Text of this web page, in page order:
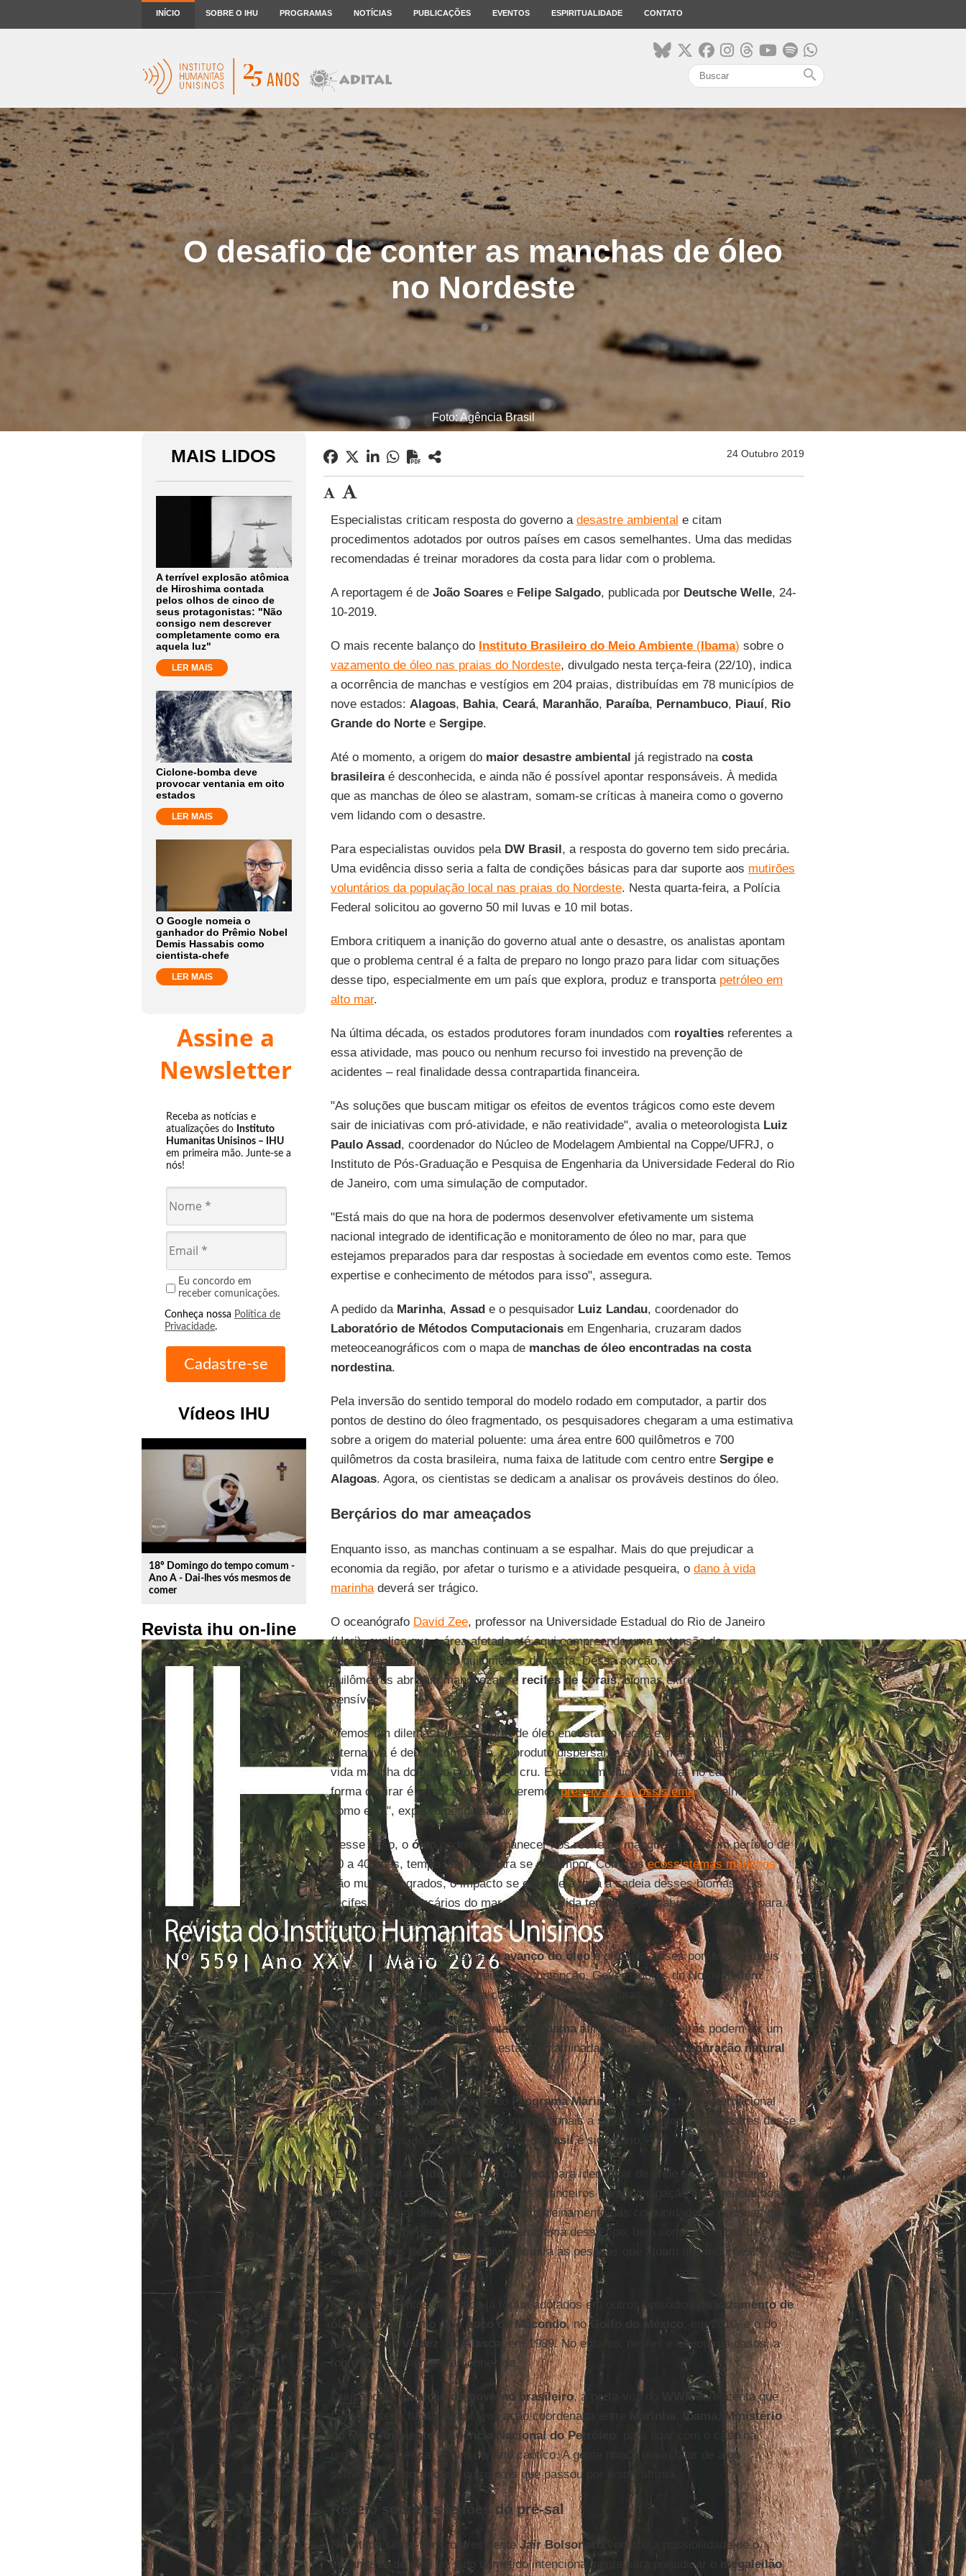
INÍCIO SOBRE O IHU PROGRAMAS NOTÍCIAS PUBLICAÇÕES EVENTOS ESPIRITUALIDADE CONTATO
search
O desafio de conter as manchas de óleo
no Nordeste
Foto: Agência Brasil
MAIS LIDOS
A terrível explosão atômica
de Hiroshima contada
pelos olhos de cinco de
seus protagonistas: "Não
consigo nem descrever
completamente como era
aquela luz"
LER MAIS
Ciclone-bomba deve
provocar ventania em oito
estados
LER MAIS
O Google nomeia o
ganhador do Prêmio Nobel
Demis Hassabis como
cientista-chefe
LER MAIS
Assine a
Newsletter
Receba as notícias e
atualizações do Instituto
Humanitas Unisinos – IHU
em primeira mão. Junte-se a
nós!
Eu concordo em
receber comunicações.
Conheça nossa Política de
Privacidade.
Vídeos IHU
play_circle_outline
18º Domingo do tempo comum -
Ano A - Dai-lhes vós mesmos de
comer
Revista ihu on-line
24 Outubro 2019
Especialistas criticam resposta do governo a desastre ambiental e citam
procedimentos adotados por outros países em casos semelhantes. Uma das medidas
recomendadas é treinar moradores da costa para lidar com o problema.
A reportagem é deJoão Soarese Felipe Salgado, publicada por Deutsche Welle, 24-
10-2019.
O mais recente balanço do Instituto Brasileiro do Meio Ambiente(Ibama) sobre o
vazamento de óleo nas praias do Nordeste, divulgado nesta terça-feira (22/10), indica
a ocorrência de manchas e vestígios em 204 praias, distribuídas em 78 municípios de
nove estados: Alagoas, Bahia, Ceará, Maranhão, Paraíba, Pernambuco, Piauí, Rio
Grande do Nortee Sergipe.
Até o momento, a origem do maior desastre ambiental já registrado na costa
brasileiraé desconhecida, e ainda não é possível apontar responsáveis. À medida
que as manchas de óleo se alastram, somam-se críticas à maneira como o governo
vem lidando com o desastre.
Para especialistas ouvidos pela DW Brasil, a resposta do governo tem sido precária.
Uma evidência disso seria a falta de condições básicas para dar suporte aos mutirões
voluntários da população local nas praias do Nordeste. Nesta quarta-feira, a Polícia
Federal solicitou ao governo 50 mil luvas e 10 mil botas.
Embora critiquem a inanição do governo atual ante o desastre, os analistas apontam
que o problema central é a falta de preparo no longo prazo para lidar com situações
desse tipo, especialmente em um país que explora, produz e transporta petróleo em
alto mar.
Na última década, os estados produtores foram inundados com royaltiesreferentes a
essa atividade, mas pouco ou nenhum recurso foi investido na prevenção de
acidentes – real finalidade dessa contrapartida financeira.
"As soluções que buscam mitigar os efeitos de eventos trágicos como este devem
sair de iniciativas com pró-atividade, e não reatividade", avalia o meteorologista Luiz
Paulo Assad, coordenador do Núcleo de Modelagem Ambiental na Coppe/UFRJ, o
Instituto de Pós-Graduação e Pesquisa de Engenharia da Universidade Federal do Rio
de Janeiro, com uma simulação de computador.
"Está mais do que na hora de podermos desenvolver efetivamente um sistema
nacional integrado de identificação e monitoramento de óleo no mar, para que
estejamos preparados para dar respostas à sociedade em eventos como este. Temos
expertise e conhecimento de métodos para isso", assegura.
A pedido da Marinha, Assade o pesquisador Luiz Landau, coordenador do
Laboratório de Métodos Computacionaisem Engenharia, cruzaram dados
meteoceanográficos com o mapa de manchas de óleo encontradas na costa
nordestina.
Pela inversão do sentido temporal do modelo rodado em computador, a partir dos
pontos de destino do óleo fragmentado, os pesquisadores chegaram a uma estimativa
sobre a origem do material poluente: uma área entre 600 quilômetros e 700
quilômetros da costa brasileira, numa faixa de latitude com centro entre Sergipe e
Alagoas. Agora, os cientistas se dedicam a analisar os prováveis destinos do óleo.
Berçários do mar ameaçados
Enquanto isso, as manchas continuam a se espalhar. Mais do que prejudicar a
economia da região, por afetar o turismo e a atividade pesqueira, o dano à vida
marinhadeverá ser trágico.
O oceanógrafo David Zee, professor na Universidade Estadual do Rio de Janeiro
(Uerj), explica que a área afetada até aqui compreende uma extensão de
aproximadamente 2.355 quilômetros de costa. Dessa porção, cerca de 1.200
quilômetros abrigam manguezais e recifes de corais, biomas extremamente
sensíveis.
"Temos um dilema. Se essa borra de óleo encosta no recife e gruda, a melhor
alternativa é deixar como está. O produto dispersante é muito mais venenoso para a
vida marinha do que o próprio óleo cru. É como um chiclete grudar no cabelo, a única
forma de tirar é arrancar. Como queremospreservar o ecossistema, o melhor é deixar
como está", expõe o pesquisador.
Nesse caso, o óleo poderia permanecer nos recifes e manguezais por um período de
20 a 40 anos, tempo que leva para se decompor. Como osecossistemas marinhos
são muito integrados, o impacto se estende à toda a cadeia desses biomas. "Os
recifes são os berçários do mar. É onde a vida tem proteção, abrigo e alimento para a
procriação", comentaZee.
A principal medida para evitar oavanço do óleoe proteger esses pontos sensíveis
tem sido a utilização de barreiras de contenção. Governadores do Nordeste têm
cobrado do governo federal a compra de novas estruturas.
Em nota técnica recente, no entanto, o Ibamaafirma que as barreiras podem ter um
efeito reverso em áreas que já estão contaminadas, impedindo adepuração natural
do ambiente.
Anna Carolina Lobo , gerente do Programa Marinhoda organização internacional
WWF, explica que há protocolos internacionais a serem seguidos em desastres desse
tipo, extraídos de acordos dos quais o
Brasilé signatário.
"É fundamental a identificação do óleo , para identificar de onde vem e acionar o
responsável para arcar com recursos financeiros para a mitigação emergencial dos
impactos. Além disso, tem que haver o treinamento das comunidades e pessoas que
vivem na costa para lidar com um problema desse tipo, bem como a compra de
equipamentos de proteção individual para as pessoas que atuam nos mutirões",
detalha.
Os procedimentos descritos já foram adotados em outros episódios de
vazamento de
óleo no mar, como o dopoço de Macondo, no
, em 2010, e o do
navio Exxon Valdez , noAlasca
, em 1989. No entanto, nestes e em outros casos, a
fonte do vazamento era conhecida.
Criticando ainanição do governo brasileiro, a porta-voz do WWFacrescenta que
também seria fundamental uma ação coordenada entre
Ibama
Ministério
do Meio Ambiente e Agência Nacional do Petróleo
, para lidar com o caso na
urgência requerida. "É um cenário caótico. A gente nunca ouviu falar de algo
semelhante ocorrido em outro país que passou por isso", afirma.
Receio sobre os leilões do pré-sal
Na última sexta-feira, o presidenteJair Bolsonaro
ventilou a possibilidade de o
vazamento de óleo ter sido cometido intencionalmente para prejudicar o
megaleilão